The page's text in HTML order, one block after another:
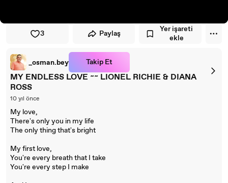
3 Paylaş
Yer işareti
ekle
_osman.bey Takip Et
MY ENDLESS LOVE ~~ LIONEL RICHIE & DIANA
ROSS
10 yıl önce
My love,
There's only you in my life
The only thing that's bright
My first love,
You're every breath that I take
You're every step I make